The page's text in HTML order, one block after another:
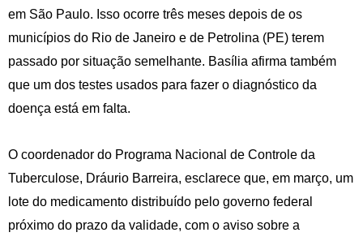
em São Paulo. Isso ocorre três meses depois de os
municípios do Rio de Janeiro e de Petrolina (PE) terem
passado por situação semelhante. Basília afirma também
que um dos testes usados para fazer o diagnóstico da
doença está em falta.
O coordenador do Programa Nacional de Controle da
Tuberculose, Dráurio Barreira, esclarece que, em março, um
lote do medicamento distribuído pelo governo federal
próximo do prazo da validade, com o aviso sobre a